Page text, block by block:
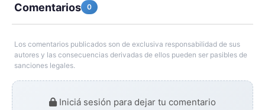
Comentarios 0
Los comentarios publicados son de exclusiva responsabilidad de sus
autores y las consecuencias derivadas de ellos pueden ser pasibles de
sanciones legales.
Iniciá sesión para dejar tu comentario